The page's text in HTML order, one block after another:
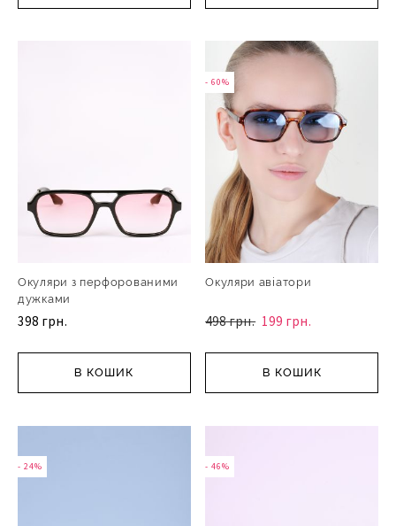
Окуляри з перфорованими
дужками
398 грн.
В КОШИК
- 60%
Окуляри авіатори
498 грн. 199 грн.
В КОШИК
- 24% - 46%